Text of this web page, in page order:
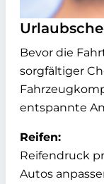
Bevor die
sorgfältiger
entspannte
Reifen:
Reifendruck
Autos